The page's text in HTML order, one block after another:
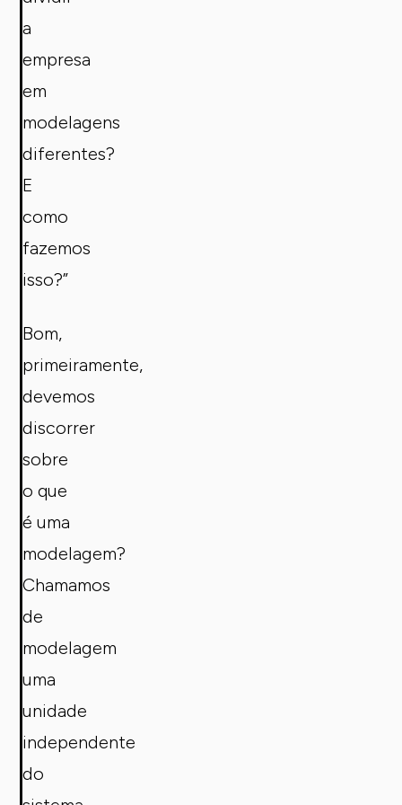
a
empresa
em
modelagens
diferentes?
E
como
fazemos
isso?”
Bom,
primeiramente,
devemos
discorrer
sobre
o que
é uma
modelagem?
Chamamos
de
modelagem
uma
unidade
independente
do